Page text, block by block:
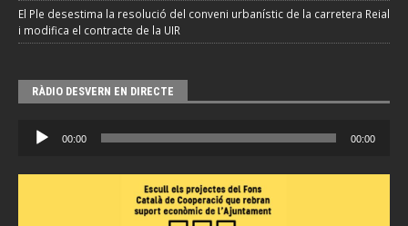
El Ple desestima la resolució del conveni urbanístic de la carretera Reial
i modifica el contracte de la UIR
RÀDIO DESVERN EN DIRECTE
Reproductor
d'àudio
00:00 00:00